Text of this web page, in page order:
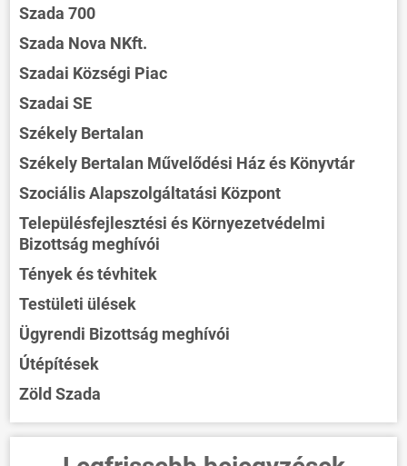
Szada 700
Szada Nova NKft.
Szadai Községi Piac
Szadai SE
Székely Bertalan
Székely Bertalan Művelődési Ház és Könyvtár
Szociális Alapszolgáltatási Központ
Településfejlesztési és Környezetvédelmi
Bizottság meghívói
Tények és tévhitek
Testületi ülések
Ügyrendi Bizottság meghívói
Útépítések
Zöld Szada